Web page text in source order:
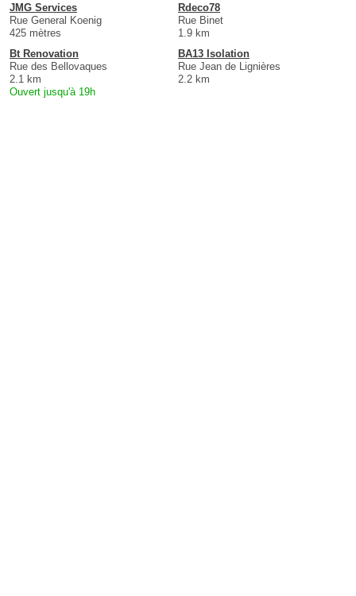
JMG Services
Rue General Koenig
425 mètres
Rdeco78
Rue Binet
1.9 km
Bt Renovation
Rue des Bellovaques
2.1 km
Ouvert jusqu'à 19h
BA13 Isolation
Rue Jean de Lignières
2.2 km